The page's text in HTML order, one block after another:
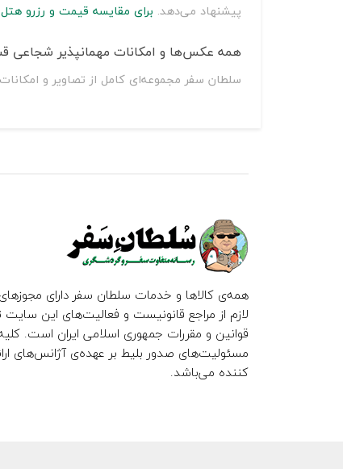
پیشنهاد می‌دهد. برای مقایسه قیمت و رزرو
همه عکس‌ها و امکانات مهمانپذیر شجاعی
سلطان سفر مجموعه‌ای کامل از تصاویر و
همه‌ی کالاها و خدمات سلطان سفر دارای مجوزهای
لازم از مراجع قانونیست و فعالیت‌های این سایت
قوانین و مقررات جمهوری اسلامی ایران است.
مسئولیت‌های صدور بلیط بر عهده‌ی آژانس‌های
کننده می‌باشد.